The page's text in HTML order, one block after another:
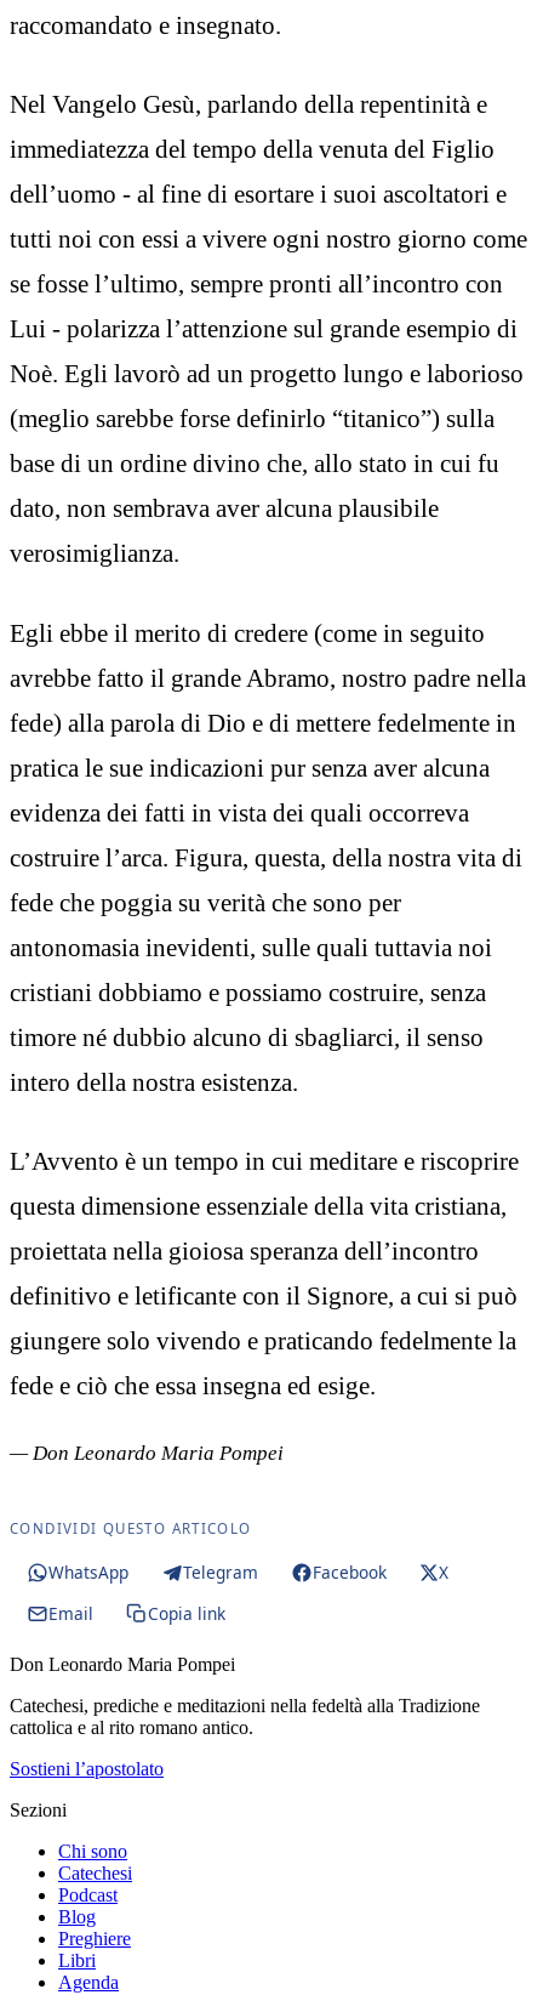
raccomandato e insegnato.
Nel Vangelo Gesù, parlando della repentinità e
immediatezza del tempo della venuta del Figlio
dell’uomo - al fine di esortare i suoi ascoltatori e
tutti noi con essi a vivere ogni nostro giorno come
se fosse l’ultimo, sempre pronti all’incontro con
Lui - polarizza l’attenzione sul grande esempio di
Noè. Egli lavorò ad un progetto lungo e laborioso
(meglio sarebbe forse definirlo “titanico”) sulla
base di un ordine divino che, allo stato in cui fu
dato, non sembrava aver alcuna plausibile
verosimiglianza.
Egli ebbe il merito di credere (come in seguito
avrebbe fatto il grande Abramo, nostro padre nella
fede) alla parola di Dio e di mettere fedelmente in
pratica le sue indicazioni pur senza aver alcuna
evidenza dei fatti in vista dei quali occorreva
costruire l’arca. Figura, questa, della nostra vita di
fede che poggia su verità che sono per
antonomasia inevidenti, sulle quali tuttavia noi
cristiani dobbiamo e possiamo costruire, senza
timore né dubbio alcuno di sbagliarci, il senso
intero della nostra esistenza.
L’Avvento è un tempo in cui meditare e riscoprire
questa dimensione essenziale della vita cristiana,
proiettata nella gioiosa speranza dell’incontro
definitivo e letificante con il Signore, a cui si può
giungere solo vivendo e praticando fedelmente la
fede e ciò che essa insegna ed esige.
— Don Leonardo Maria Pompei
CONDIVIDI QUESTO ARTICOLO
WhatsApp Telegram Facebook
X
Email
Copia link
Don Leonardo Maria Pompei
Catechesi, prediche e meditazioni nella fedeltà alla Tradizione
cattolica e al rito romano antico.
Sostieni l’apostolato
Sezioni
Chi sono
Catechesi
Podcast
Blog
Preghiere
Libri
Agenda